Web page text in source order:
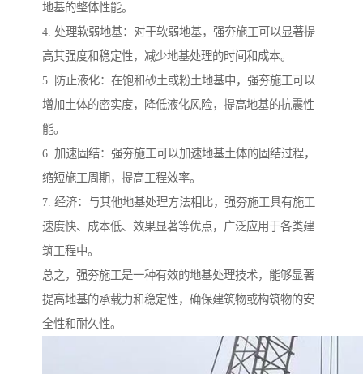
地基的整体性能。
4. 处理软弱地基：对于软弱地基，强夯施工可以显著提
高其强度和稳定性，减少地基处理的时间和成本。
5. 防止液化：在饱和砂土或粉土地基中，强夯施工可以
增加土体的密实度，降低液化风险，提高地基的抗震性
能。
6. 加速固结：强夯施工可以加速地基土体的固结过程，
缩短施工周期，提高工程效率。
7. 经济：与其他地基处理方法相比，强夯施工具有施工
速度快、成本低、效果显著等优点，广泛应用于各类建
筑工程中。
总之，强夯施工是一种有效的地基处理技术，能够显著
提高地基的承载力和稳定性，确保建筑物或构筑物的安
全性和耐久性。